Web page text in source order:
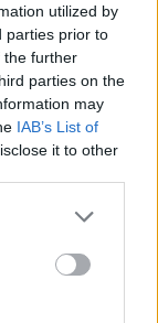
utilized by
parties prior to
the further
parties on the
may
IAB’s List of
it to other
PVN.
Lietošanas